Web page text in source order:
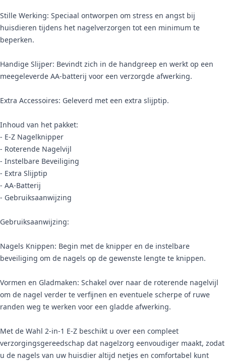
Stille Werking: Speciaal ontworpen om stress en angst bij
huisdieren tijdens het nagelverzorgen tot een minimum te
beperken.
Handige Slijper: Bevindt zich in de handgreep en werkt op een
meegeleverde AA-batterij voor een verzorgde afwerking.
Extra Accessoires: Geleverd met een extra slijptip.
Inhoud van het pakket:
- E-Z Nagelknipper
- Roterende Nagelvijl
- Instelbare Beveiliging
- Extra Slijptip
- AA-Batterij
- Gebruiksaanwijzing
Gebruiksaanwijzing:
Nagels Knippen: Begin met de knipper en de instelbare
beveiliging om de nagels op de gewenste lengte te knippen.
Vormen en Gladmaken: Schakel over naar de roterende nagelvijl
om de nagel verder te verfijnen en eventuele scherpe of ruwe
randen weg te werken voor een gladde afwerking.
Met de Wahl 2-in-1 E-Z beschikt u over een compleet
verzorgingsgereedschap dat nagelzorg eenvoudiger maakt, zodat
u de nagels van uw huisdier altijd netjes en comfortabel kunt